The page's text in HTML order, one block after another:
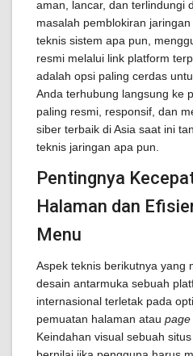
aman, lancar, dan terlindungi
masalah pemblokiran
teknis sistem apa pun,
resmi melalui link platform
adalah opsi paling cerdas
Anda terhubung langsung ke
paling resmi, responsif, dan
siber terbaik di Asia saat ini
teknis jaringan apa pun.
Pentingnya
Halaman dan
Menu
Aspek teknis berikutnya yang
desain antarmuka sebuah
internasional terletak pada
pemuatan halaman atau page
Keindahan visual sebuah